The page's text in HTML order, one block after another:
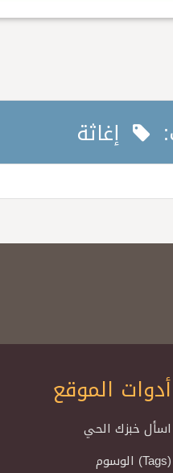
إغاثة
أدوات الموقع
اسأل خبزك الحي
الوسوم (Tags)